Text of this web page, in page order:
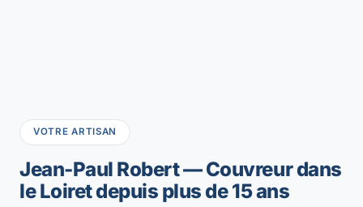
VOTRE ARTISAN
Jean-Paul Robert — Couvreur dans
le Loiret depuis plus de 15 ans